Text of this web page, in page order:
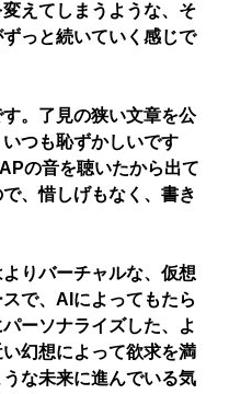
えてしまうような、そ
っと続いていく感じで
す。了見の狭い文章を公
つも恥ずかしいです
の音を聴いたから出て
、惜しげもなく、書き
りバーチャルな、仮想
で、AIによってもたら
ーソナライズした、よ
い幻想によって欲求を満
な未来に進んでいる気